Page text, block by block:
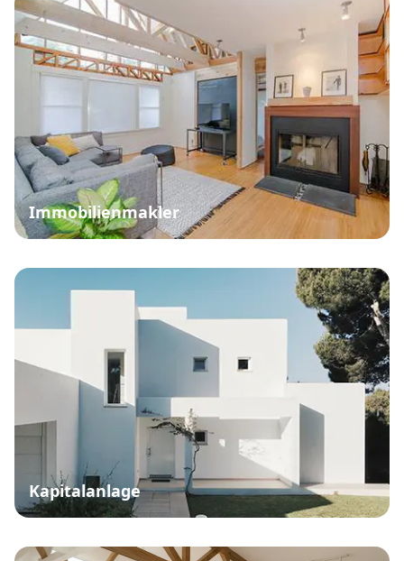
Immobilienmakler
Kapitalanlage